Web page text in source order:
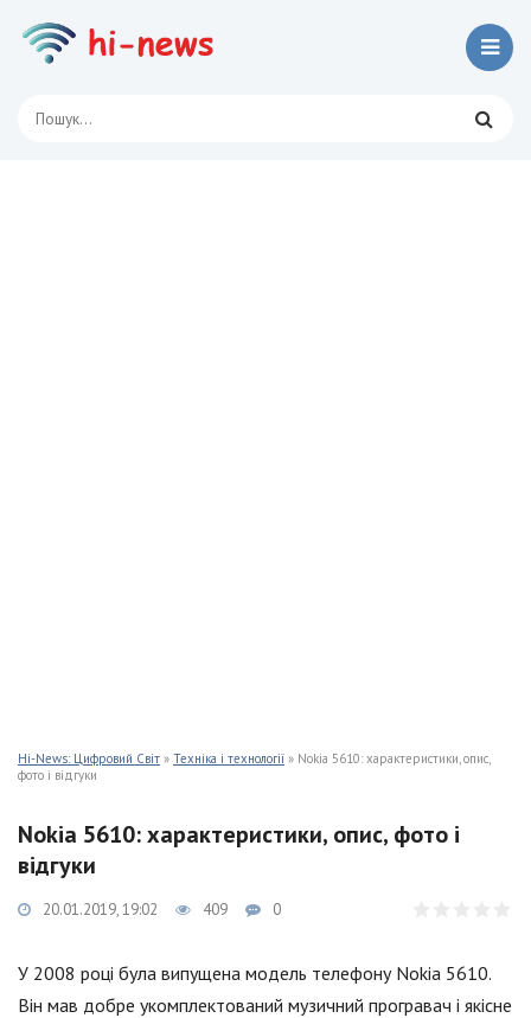
Hi-News: Цифровий Світ » Техніка і технології » Nokia 5610: характеристики, опис,
фото і відгуки
Nokia 5610: характеристики, опис, фото і
відгуки
20.01.2019, 19:02 409 0
У 2008 році була випущена модель телефону Nokia 5610.
Він мав добре укомплектований музичний програвач і якісне